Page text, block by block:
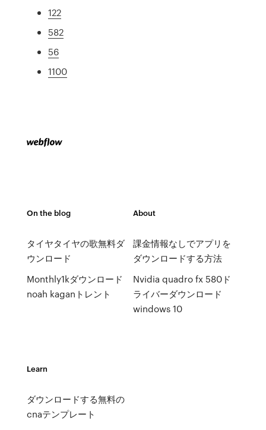
122
582
56
1100
On the blog
タイヤタイヤの歌無料ダ
ウンロード
Monthly1kダウンロード
noah kaganトレント
About
課金情報なしでアプリを
ダウンロードする方法
Nvidia quadro fx 580ド
ライバーダウンロード
windows 10
Learn
ダウンロードする無料の
cnaテンプレート